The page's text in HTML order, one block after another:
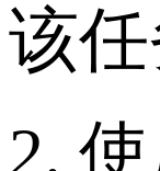
该
2.